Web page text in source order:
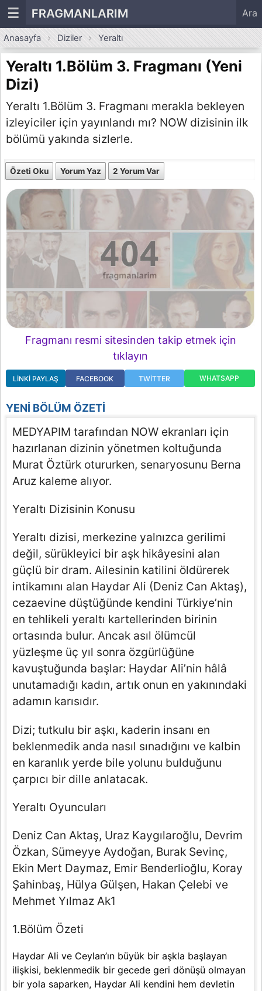
☰ FRAGMANLARIM Ara
Anasayfa Diziler Yeraltı
Yeraltı 1.Bölüm 3. Fragmanı (Yeni
Dizi)
Yeraltı 1.Bölüm 3. Fragmanı merakla bekleyen
izleyiciler için yayınlandı mı? NOW dizisinin ilk
bölümü yakında sizlerle.
Özeti Oku Yorum Yaz 2 Yorum Var
Fragmanı resmi sitesinden takip etmek için
tıklayın
LINKI PAYLAŞ FACEBOOK TWITTER WHATSAPP
YENI BÖLÜM ÖZETI
MEDYAPIM tarafından NOW ekranları için
hazırlanan dizinin yönetmen koltuğunda
Murat Öztürk otururken, senaryosunu Berna
Aruz kaleme alıyor.
Yeraltı Dizisinin Konusu
Yeraltı dizisi, merkezine yalnızca gerilimi
değil, sürükleyici bir aşk hikâyesini alan
güçlü bir dram. Ailesinin katilini öldürerek
intikamını alan Haydar Ali (Deniz Can Aktaş),
cezaevine düştüğünde kendini Türkiye’nin
en tehlikeli yeraltı kartellerinden birinin
ortasında bulur. Ancak asıl ölümcül
yüzleşme üç yıl sonra özgürlüğüne
kavuştuğunda başlar: Haydar Ali’nin hâlâ
unutamadığı kadın, artık onun en yakınındaki
adamın karısıdır.
Dizi; tutkulu bir aşkı, kaderin insanı en
beklenmedik anda nasıl sınadığını ve kalbin
en karanlık yerde bile yolunu bulduğunu
çarpıcı bir dille anlatacak.
Yeraltı Oyuncuları
Deniz Can Aktaş, Uraz Kaygılaroğlu, Devrim
Özkan, Sümeyye Aydoğan, Burak Sevinç,
Ekin Mert Daymaz, Emir Benderlioğlu, Koray
Şahinbaş, Hülya Gülşen, Hakan Çelebi ve
Mehmet Yılmaz Ak1
1.Bölüm Özeti
Haydar Ali ve Ceylan’ın büyük bir aşkla başlayan
ilişkisi, beklenmedik bir gecede geri dönüşü olmayan
bir yola saparken, Haydar Ali kendini hem devletin